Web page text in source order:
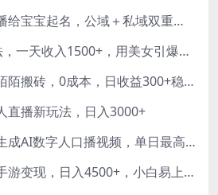
靠抖音半无人直播给宝宝起名，公域＋私域双重变现模式
男粉6.0.革新玩法，一天收入1500+，用美女引爆得物APP【揭秘】-暖阳网
最新全网最详细陌陌搬砖，0成本，日收益300+稳定收入【揭秘】
直播新玩法，日入3000+
全新玩法，自动生成AI数字人口播视频，单日最高3000+，能快速上手!-暖阳网
抖音企业号传奇手游变现，日入4500+，小白易上手